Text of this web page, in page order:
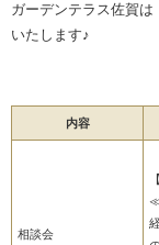
ガーデンテラス佐賀は
いたします♪
内容
相談会